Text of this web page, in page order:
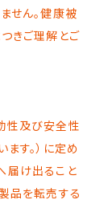
せん。健康被
きご理解とご
性及び安全性
す。）に定め
届け出ること
品を転売する